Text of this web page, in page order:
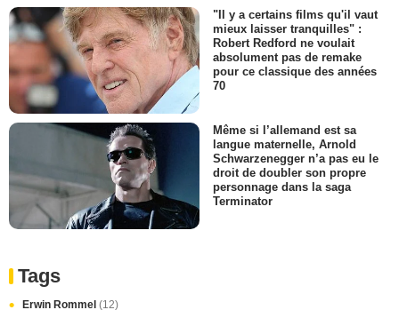
"Il y a certains films qu'il vaut
mieux laisser tranquilles" :
Robert Redford ne voulait
absolument pas de remake
pour ce classique des années
70
Même si l’allemand est sa
langue maternelle, Arnold
Schwarzenegger n’a pas eu le
droit de doubler son propre
personnage dans la saga
Terminator
Tags
Erwin Rommel (12)